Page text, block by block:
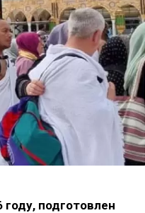
подготовлен